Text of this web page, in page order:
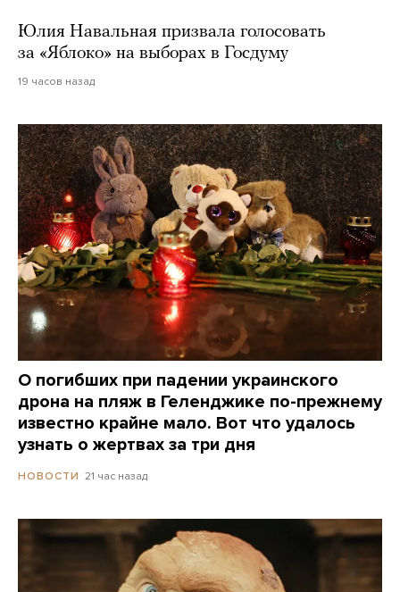
Юлия Навальная призвала голосовать
за «Яблоко» на выборах в Госдуму
19 часов назад
О погибших при падении украинского
дрона на пляж в Геленджике по-прежнему
известно крайне мало. Вот что удалось
узнать о жертвах за три дня
НОВОСТИ 21 час назад